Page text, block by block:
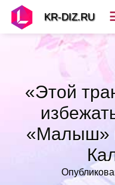
«Этой
«Малыш»
KR-DIZ.RU
Топ новостей
Рубрики»
»